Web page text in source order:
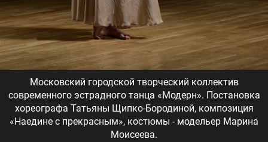
Московский городской творческий коллектив
современного эстрадного танца «Модерн». Постановка
хореографа Татьяны Щипко-Бородиной, композиция
«Наедине с прекрасным», костюмы - модельер Марина
Моисеева.